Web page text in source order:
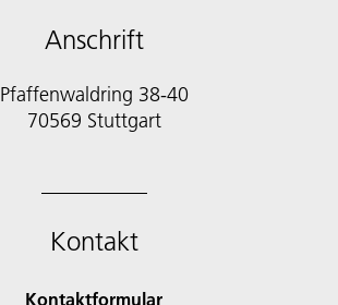
Anschrift
Pfaffenwaldring 38-40
70569 Stuttgart
Kontakt
Kontaktformular